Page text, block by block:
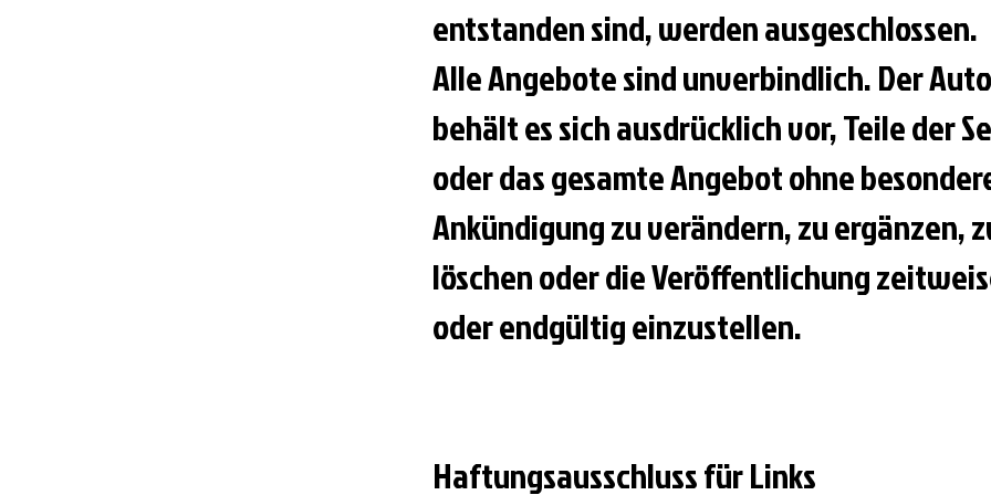
entstanden sind, werden ausgeschlossen.
Alle Angebote sind unverbindlich. Der
behält es sich ausdrücklich vor, Teile der
oder das gesamte Angebot ohne
Ankündigung zu verändern, zu ergänzen,
löschen oder die Veröffentlichung
oder endgültig einzustellen.
Haftungsausschluss für Links